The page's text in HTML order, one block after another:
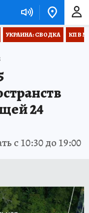
УКРАИНА: СВОДКА КП В
24
с 10:30 до 19:00